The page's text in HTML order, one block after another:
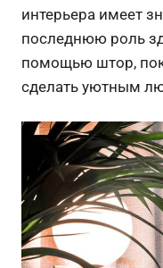
интерьера имеет
последнюю роль
помощью штор,
сделать уютным